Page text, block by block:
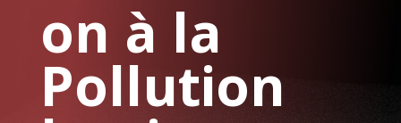
on à la
Pollution